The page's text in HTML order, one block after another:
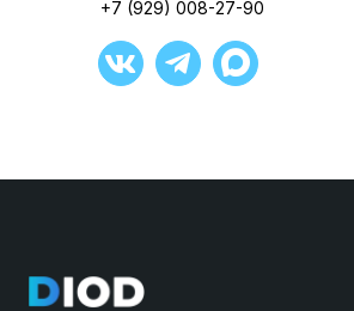
+7 (929) 008-27-90